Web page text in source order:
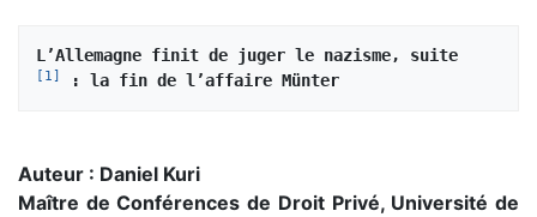
[ 1 ] : la fin de l’affaire Münter
Auteur : Daniel Kuri
Maître de Conférences de Droit Privé, Université de